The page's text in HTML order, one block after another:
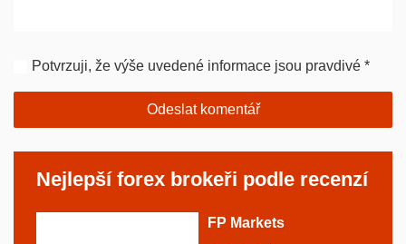
Potvrzuji, že výše uvedené informace jsou pravdivé *
Nejlepší forex brokeři podle recenzí
FP Markets